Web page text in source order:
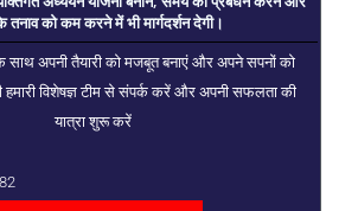
के तनाव को कम करने में भी मार्गदर्शन देगी।
अपनी तैयारी को मजबूत बनाएं और अपने सपनों को
विशेषज्ञ टीम से संपर्क करें और अपनी सफलता की
यात्रा शुरू करें